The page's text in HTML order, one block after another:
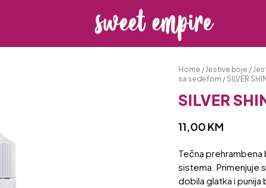
Home /Jestive boje /
sa sedefom / SILVER
SILVER
11,00 KM
Tečna prehrambena
sistema. Primenjuje
dobila glatka i